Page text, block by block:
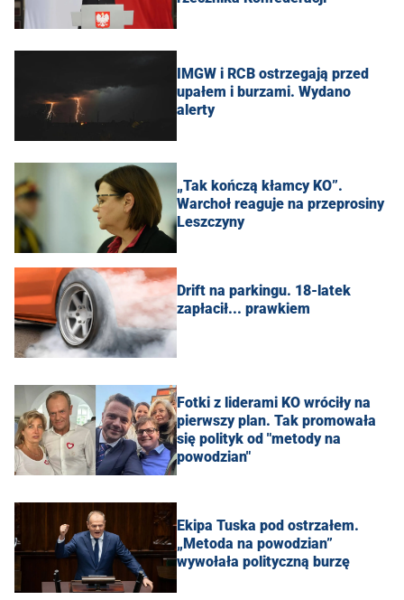
IMGW i RCB ostrzegają przed
upałem i burzami. Wydano
alerty
„Tak kończą kłamcy KO”.
Warchoł reaguje na przeprosiny
Leszczyny
Drift na parkingu. 18-latek
zapłacił... prawkiem
Fotki z liderami KO wróciły na
pierwszy plan. Tak promowała
się polityk od "metody na
powodzian"
Ekipa Tuska pod ostrzałem.
„Metoda na powodzian”
wywołała polityczną burzę